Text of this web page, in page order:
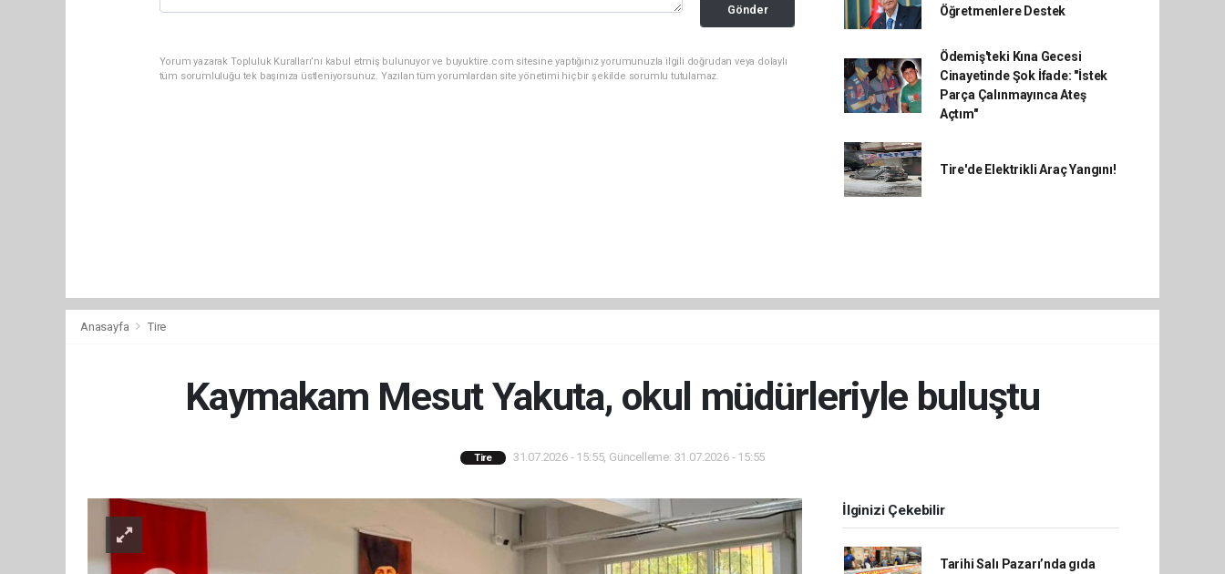
Gönder
Yorum yazarak Topluluk Kuralları’nı kabul etmiş bulunuyor ve buyuktire.com sitesine yaptığınız yorumunuzla ilgili doğrudan veya dolaylı
tüm sorumluluğu tek başınıza üstleniyorsunuz. Yazılan tüm yorumlardan site yönetimi hiçbir şekilde sorumlu tutulamaz.
Öğretmenlere Destek
Ödemiş'teki Kına Gecesi
Cinayetinde Şok İfade: "İstek
Parça Çalınmayınca Ateş
Açtım"
Tire'de Elektrikli Araç Yangını!
Anasayfa Tire
Kaymakam Mesut Yakuta, okul müdürleriyle buluştu
Tire 31.07.2026 - 15:55, Güncelleme: 31.07.2026 - 15:55
İlginizi Çekebilir
Tarihi Salı Pazarı’nda gıda